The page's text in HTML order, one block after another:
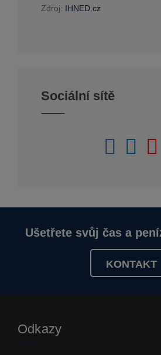
Zdroj: IHNED.cz
Sociální sítě
Ušetřete svůj čas a
KONTAKT
Odkazy